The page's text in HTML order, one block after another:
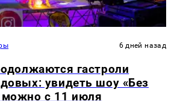
6 дней назад
гастроли
увидеть шоу «Без
с 11 июля